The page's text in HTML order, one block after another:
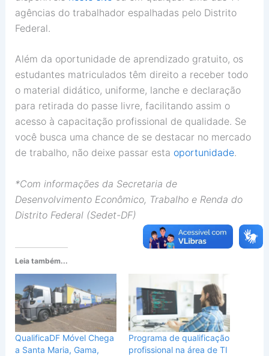
agências do trabalhador espalhadas pelo Distrito
Federal.
Além da oportunidade de aprendizado gratuito, os
estudantes matriculados têm direito a receber todo
o material didático, uniforme, lanche e declaração
para retirada do passe livre, facilitando assim o
acesso à capacitação profissional de qualidade. Se
você busca uma chance de se destacar no mercado
de trabalho, não deixe passar esta oportunidade.
*Com informações da Secretaria de
Desenvolvimento Econômico, Trabalho e Renda do
Distrito Federal (Sedet-DF)
Leia também...
QualificaDF Móvel Chega
a Santa Maria, Gama,
Programa de qualificação
profissional na área de TI